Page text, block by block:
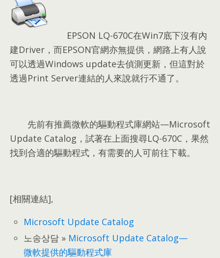
EPSON LQ-670C在Win7底下沒有內
建Driver ， 而EPSON官網亦無提供 ， 網路上有人說
可以透過Windows update去偵測更新 ， 但這對於
透過Print Server連結的人來說就行不通了。
先前有推薦微軟的驅動程式庫網站—Microsoft
Update Catalog， 試著在上面搜尋LQ-670C ， 果然
找到合適的驅動程式 ， 有需要的人可前往下載。
[相關連結],
Microsoft Update Catalog
노송상담 » Microsoft Update Catalog—
微軟提供的驅動程式庫